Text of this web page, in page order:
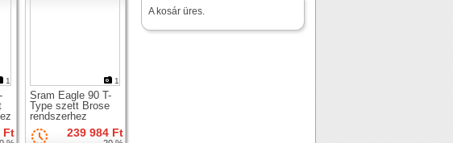
1
Ft
1
Sram Eagle 90 T-
Type szett Brose
rendszerhez
239 984 Ft
A kosár üres.